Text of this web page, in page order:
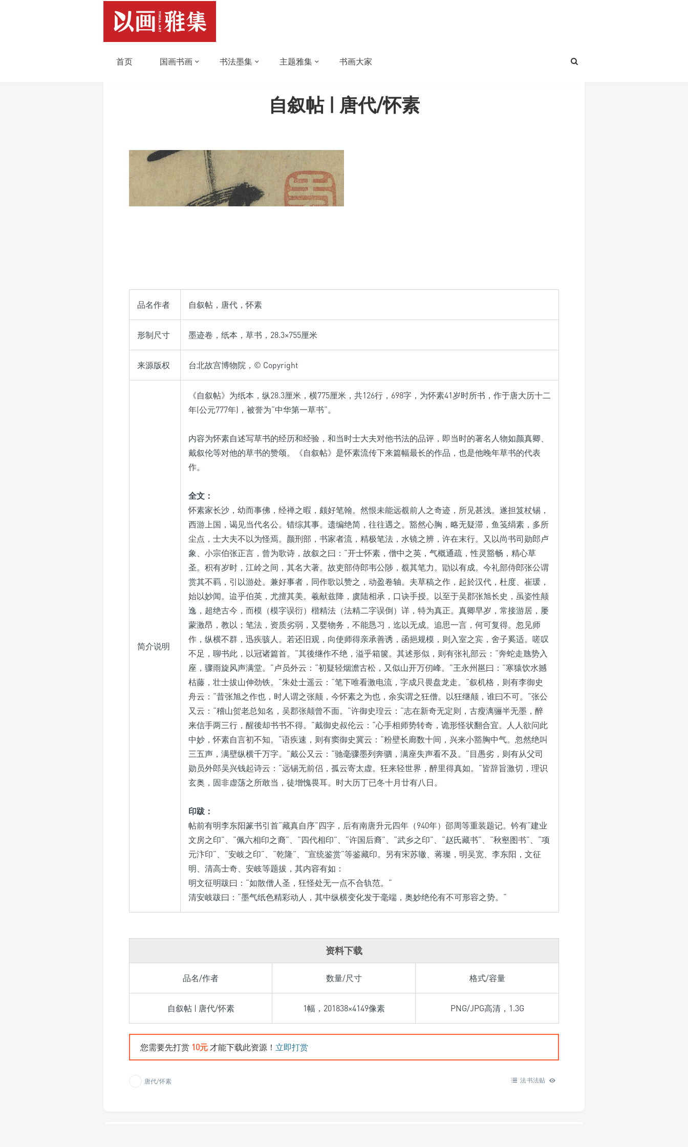
首页 国画书画 书法墨集 主题雅集 书画大家
自叙帖 | 唐代/怀素
品名作者 自叙帖，唐代，怀素
形制尺寸 墨迹卷，纸本，草书，28.3×755厘米
来源版权 台北故宫博物院，© Copyright
简介说明
《自叙帖》为纸本，纵28.3厘米，横775厘米，共126行，698字，为怀素41岁时所书，作于唐大历十二
年(公元777年)，被誉为“中华第一草书”。
内容为怀素自述写草书的经历和经验，和当时士大夫对他书法的品评，即当时的著名人物如颜真卿、
戴叙伦等对他的草书的赞颂。《自叙帖》是怀素流传下来篇幅最长的作品，也是他晚年草书的代表
作。
全文：
怀素家长沙，幼而事佛，经禅之暇，颇好笔翰。然恨未能远覩前人之奇迹，所见甚浅。遂担笈杖锡，
西游上国，谒见当代名公。错综其事。遗编绝简，往往遇之。豁然心胸，略无疑滞，鱼笺绢素，多所
尘点，士大夫不以为怪焉。颜刑部，书家者流，精极笔法，水镜之辨，许在末行。又以尚书司勋郎卢
象、小宗伯张正言，曾为歌诗，故叙之曰：“开士怀素，僧中之英，气概通疏，性灵豁畅，精心草
圣。积有岁时，江岭之间，其名大著。故吏部侍郎韦公陟，覩其笔力。勖以有成。今礼部侍郎张公谓
赏其不羁，引以游处。兼好事者，同作歌以赞之，动盈卷轴。夫草稿之作，起於汉代，杜度、崔瑗，
始以妙闻。迨乎伯英，尤擅其美。羲献兹降，虞陆相承，口诀手授。以至于吴郡张旭长史，虽姿性颠
逸，超绝古今，而模（模字误衍）楷精法（法精二字误倒）详，特为真正。真卿早岁，常接游居，屡
蒙激昂，教以；笔法，资质劣弱，又婴物务，不能恳习，迄以无成。追思一言，何可复得。忽见师
作，纵横不群，迅疾骇人。若还旧观，向使师得亲承善诱，函挹规模，则入室之宾，舍子奚适。嗟叹
不足，聊书此，以冠诸篇首。”其後继作不绝，溢乎箱箧。其述形似，则有张礼部云：“奔蛇走虺势入
座，骤雨旋风声满堂。”卢员外云：“初疑轻烟澹古松，又似山开万仞峰。”王永州邕曰：“寒猿饮水撼
枯藤，壮士拔山伸劲铁。”朱处士遥云：“笔下唯看激电流，字成只畏盘龙走。”叙机格，则有李御史
舟云：“昔张旭之作也，时人谓之张颠，今怀素之为也，余实谓之狂僧。以狂继颠，谁曰不可。”张公
又云：“稽山贺老总知名，吴郡张颠曾不面。”许御史瑝云：“志在新奇无定则，古瘦漓骊半无墨，醉
来信手两三行，醒後却书书不得。”戴御史叔伦云：“心手相师势转奇，诡形怪状翻合宜。人人欲问此
中妙，怀素自言初不知。”语疾速，则有窦御史冀云：“粉壁长廊数十间，兴来小豁胸中气。忽然绝叫
三五声，满壁纵横千万字。”戴公又云：“驰毫骤墨列奔驷，满座失声看不及。”目愚劣，则有从父司
勋员外郎吴兴钱起诗云：“远锡无前侣，孤云寄太虚。狂来轻世界，醉里得真如。”皆辞旨激切，理识
玄奥，固非虚荡之所敢当，徒增愧畏耳。时大历丁已冬十月廿有八日。
印跋：
帖前有明李东阳篆书引首“藏真自序”四字，后有南唐升元四年（940年）邵周等重装题记。钤有“建业
文房之印”、“佩六相印之裔”、“四代相印”、“许国后裔”、“武乡之印”、“赵氏藏书”、“秋壑图书”、“项
元汴印”、“安岐之印”、“乾隆”、“宣统鉴赏”等鉴藏印。另有宋苏辙、蒋璨，明吴宽、李东阳，文征
明、清高士奇、安岐等题拔，其内容有如：
明文征明跋曰：“如散僧人圣，狂怪处无一点不合轨范。”
清安岐跋曰：“墨气纸色精彩动人，其中纵横变化发于毫端，奥妙绝伦有不可形容之势。”
资料下载
品名/作者 数量/尺寸 格式/容量
自叙帖 | 唐代/怀素 1幅，201838×4149像素 PNG/JPG高清，1.3G
您需要先打赏 10元 才能下载此资源！ 立即打赏
唐代/怀素 法书法贴